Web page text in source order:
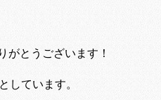
がとうございます！
しています。